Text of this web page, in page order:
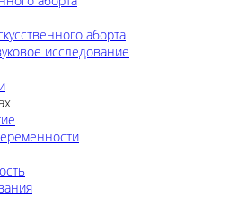
аборта
исследование